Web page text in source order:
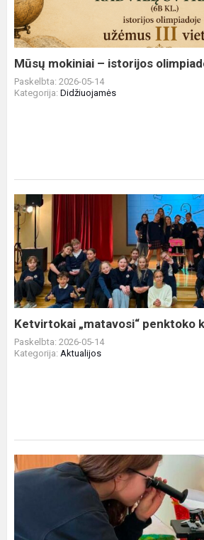
olimpiados
prizininkai
Mūsų mokiniai – istorijos
Paskelbta: 2026-05-14
Kategorija: Didžiuojamės
Ketvirtokai
„matavosi“
penktoko
kėdę
Ketvirtokai „matavosi“ penktoko
Paskelbta: 2026-05-14
Kategorija: Aktualijos
8b
klasės
integruoto